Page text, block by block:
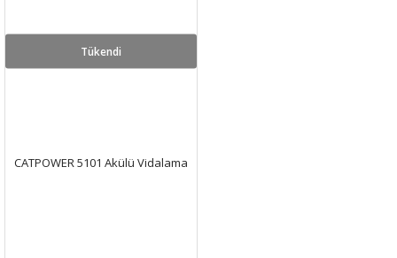
Tükendi
CATPOWER 5101 Akülü Vidalama